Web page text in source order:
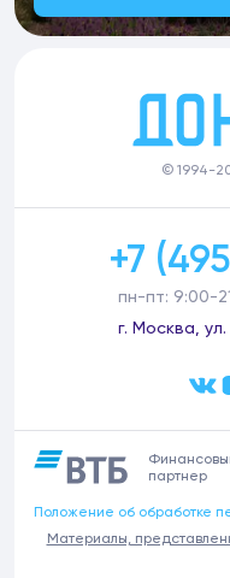
© 1994-
+7
пн-пт: 9:00-
г. Москва,
партнер
Положение об обработке
Материалы,